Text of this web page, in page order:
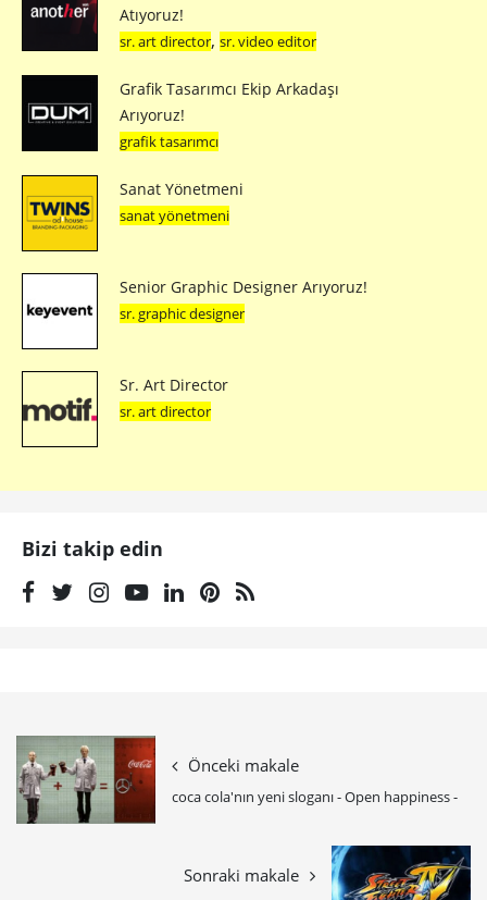
Atıyoruz!
sr. art director, sr. video editor
Grafik Tasarımcı Ekip Arkadaşı
Arıyoruz!
grafik tasarımcı
Sanat Yönetmeni
sanat yönetmeni
Senior Graphic Designer Arıyoruz!
sr. graphic designer
Sr. Art Director
sr. art director
Bizi takip edin
Önceki makale
coca cola'nın yeni sloganı - Open happiness -
Sonraki makale